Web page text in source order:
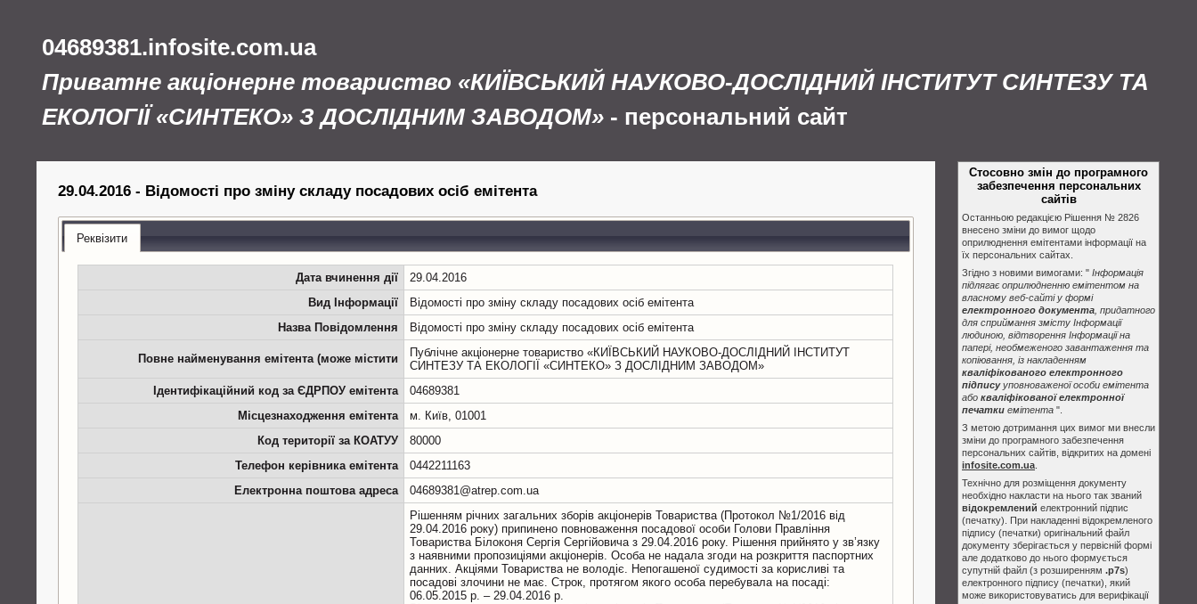
04689381.infosite.com.ua
Приватне акціонерне товариство «КИЇВСЬКИЙ НАУКОВО-ДОСЛІДНИЙ ІНСТИТУТ СИНТЕЗУ ТА
ЕКОЛОГІЇ «СИНТЕКО» З ДОСЛІДНИМ ЗАВОДОМ» - персональний сайт
29.04.2016 - Відомості про зміну складу посадових осіб емітента
Реквізити
Дата вчинення дії
29.04.2016
Вид Інформації
Відомості про зміну складу посадових осіб емітента
Назва Повідомлення
Вiдомостi про змiну складу посадових осiб емiтента
Повне найменування емітента (може містити
Публічне акціонерне товариство «КИЇВСЬКИЙ НАУКОВО-ДОСЛІДНИЙ ІНСТИТУТ
СИНТЕЗУ ТА ЕКОЛОГІЇ «СИНТЕКО» З ДОСЛІДНИМ ЗАВОДОМ»
Ідентифікаційний код за ЄДРПОУ емітента
04689381
Місцезнаходження емітента
м. Київ, 01001
Код території за КОАТУУ
80000
Телефон керівника емітента
0442211163
Електронна поштова адреса
04689381@atrep.com.ua
Рiшенням річних загальних зборів акціонерів Товариства (Протокол №1/2016 вiд
29.04.2016 року) припинено повноваження посадової особи Голови Правлiння
Товариства Білоконя Сергія Сергійовича з 29.04.2016 року. Рішення прийнято у зв’язку
з наявними пропозиціями акціонерів. Особа не надала згоди на розкриття паспортних
данних. Акціями Товариства не володіє. Непогашеної судимостi за корисливi та
посадовi злочини не має. Cтрок, протягом якого особа перебувала на посадi:
06.05.2015 р. – 29.04.2016 р.
Стосовно змін до програмного
забезпечення персональних
сайтів
Останньою редакцією Рішення № 2826
внесено зміни до вимог щодо
оприлюднення емітентами інформації на
їх персональних сайтах.
Згідно з новими вимогами: " Інформація
підлягає оприлюдненню емітентом на
власному веб-сайті у формі
електронного документа , придатного
для сприймання змісту Інформації
людиною, відтворення Інформації на
папері, необмеженого завантаження та
копіювання, із накладенням
кваліфікованого електронного
підписууповноваженої особи емітента
або кваліфікованої електронної
печатки емітента ".
З метою дотримання цих вимог ми внесли
зміни до програмного забезпечення
персональних сайтів, відкритих на домені
infosite.com.ua
Технічно для розміщення документу
необхідно накласти на нього так званий
відокремлений електронний підпис
(печатку). При накладенні відокремленого
підпису (печатки) оригінальний файл
документу зберігається у первісній формі
але додатково до нього формується
супутній файл (з розширенням .p7s)
електронного підпису (печатки), який
може використовуватись для верифікації